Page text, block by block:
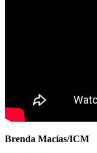
Brenda Macías/ICM